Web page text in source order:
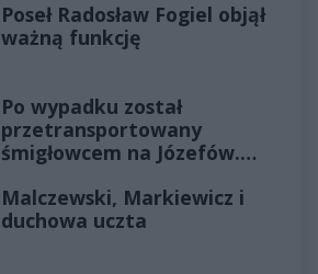
Poseł Radosław Fogiel objął
ważną funkcję
Po wypadku został
przetransportowany
śmigłowcem na Józefów.
Malczewski, Markiewicz i
duchowa uczta